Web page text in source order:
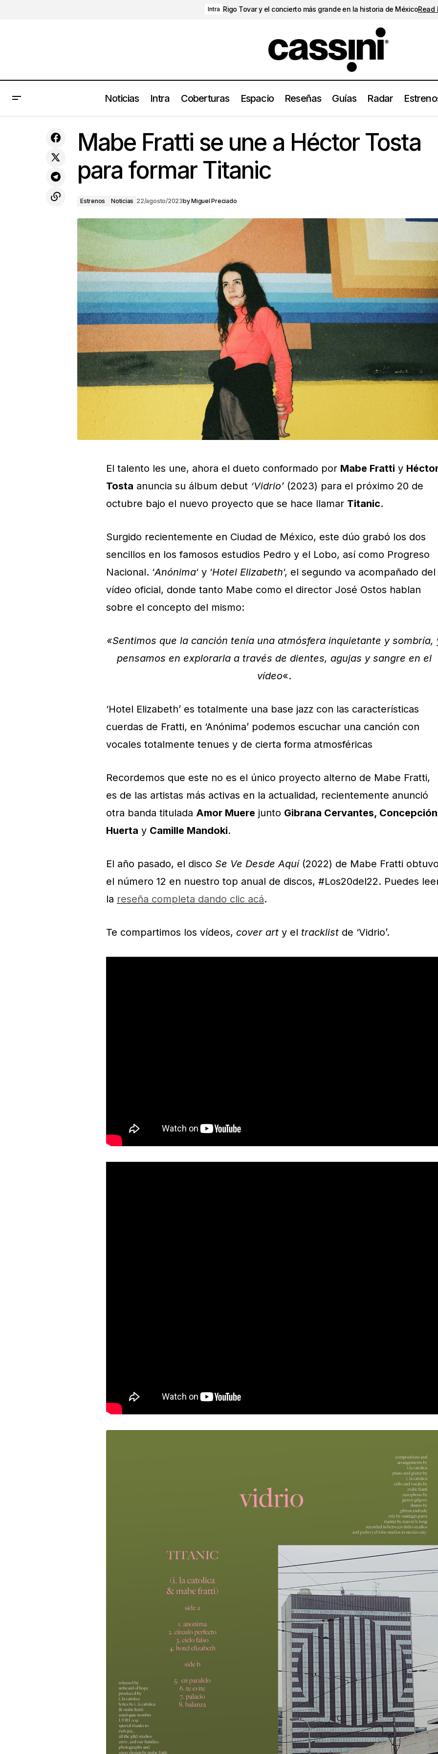
Intra Rigo Tovar y el concierto más grande en la historia de MéxicoRead
Noticias Intra Coberturas Espacio Reseñas Guías Radar
'Skipping Like A Stone' junto a Beck
Mabe Fratti se une a Héctor Tosta para formar
Mabe Fratti se une a Héctor Tosta
para formar Titanic
Estrenos Noticias 22/agosto/2023byMiguel Preciado
El talento les une, ahora el dueto conformado por Mabe Fratti y
Tosta anuncia su álbum debut ‘Vidrio’ (2023) para el próximo 20 de
octubre bajo el nuevo proyecto que se hace llamar Titanic.
Surgido recientemente en Ciudad de México, este dúo grabó los dos
sencillos en los famosos estudios Pedro y el Lobo, así como Progreso
Nacional. ‘Anónima‘ y ‘Hotel Elizabeth‘, el segundo va acompañado del
vídeo oficial, donde tanto Mabe como el director José Ostos hablan
sobre el concepto del mismo:
«Sentimos que la canción tenía una atmósfera inquietante y sombría,
pensamos en explorarla a través de dientes, agujas y sangre en el
vídeo«.
‘Hotel Elizabeth’ es totalmente una base jazz con las características
cuerdas de Fratti, en ‘Anónima’ podemos escuchar una canción con
vocales totalmente tenues y de cierta forma atmosféricas
Recordemos que este no es el único proyecto alterno de Mabe Fratti,
es de las artistas más activas en la actualidad, recientemente anunció
otra banda titulada Amor Muere junto Gibrana Cervantes, Concepción
Huerta y Camille Mandoki.
El año pasado, el disco Se Ve Desde Aquí (2022) de Mabe Fratti
el número 12 en nuestro top anual de discos, #Los20del22. Puedes
la reseña completa dando clic acá.
Te compartimos los vídeos, cover art y el tracklist de ‘Vidrio’.